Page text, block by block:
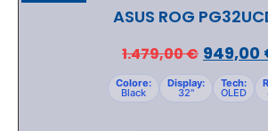
ASUS ROG
1.479,00€ 949,00
Colore:
Black
Display:
32"
Tech:
OLED